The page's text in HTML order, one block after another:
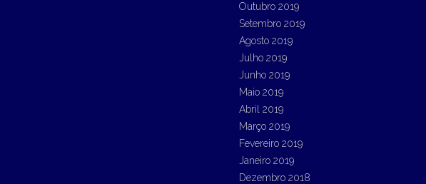
Outubro 2019
Setembro 2019
Agosto 2019
Julho 2019
Junho 2019
Maio 2019
Abril 2019
Março 2019
Fevereiro 2019
Janeiro 2019
Dezembro 2018